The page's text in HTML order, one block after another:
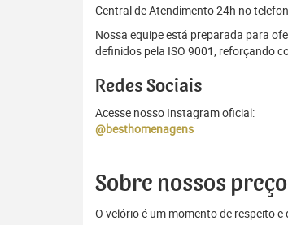
Central de Atendimento 24h no
Nossa equipe está preparada para
definidos pela ISO 9001, reforçando
Redes Sociais
Acesse nosso Instagram oficial:
@besthomenagens
Sobre nossos
O velório é um momento de respeito